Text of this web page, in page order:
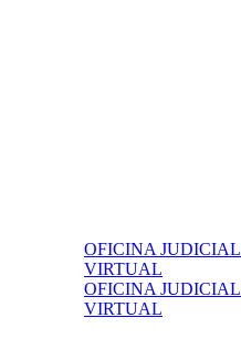
OFICINA JUDICIAL
VIRTUAL
OFICINA JUDICIAL
VIRTUAL